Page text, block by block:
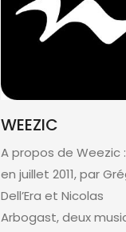
WEEZIC
A propos de Weezic
en juillet 2011, par
Dell’Era et Nicolas
Arbogast, deux